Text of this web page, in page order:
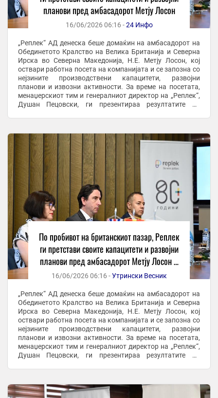
планови пред амбасадорот Метју Лосон
16/06/2026 06:16 -24 Инфо
„Реплек“ АД денеска беше домаќин на амбасадорот на
Обединетото Кралство на Велика Британија и Северна
Ирска во Северна Македонија, Н.Е. Метју Лосон, кој
оствари работна посета на компанијата и се запозна со
нејзините производствени капацитети, развојни
планови и извозни активности. За време на посетата,
менаџерскиот тим и генералниот директор на „Реплек“,
Душан Пецовски, ги презентираа резултатите од
По пробивот на британскиот пазар, Реплек
ги претстави своите капацитети и развојни
планови пред амбасадорот Метју Лосон –
24info.mk
16/06/2026 06:16 -Утрински Весник
„Реплек“ АД денеска беше домаќин на амбасадорот на
Обединетото Кралство на Велика Британија и Северна
Ирска во Северна Македонија, Н.Е. Метју Лосон, кој
оствари работна посета на компанијата и се запозна со
нејзините производствени капацитети, развојни
планови и извозни активности. За време на посетата,
менаџерскиот тим и генералниот директор на „Реплек“,
Душан Пецовски, ги презентираа резултатите од